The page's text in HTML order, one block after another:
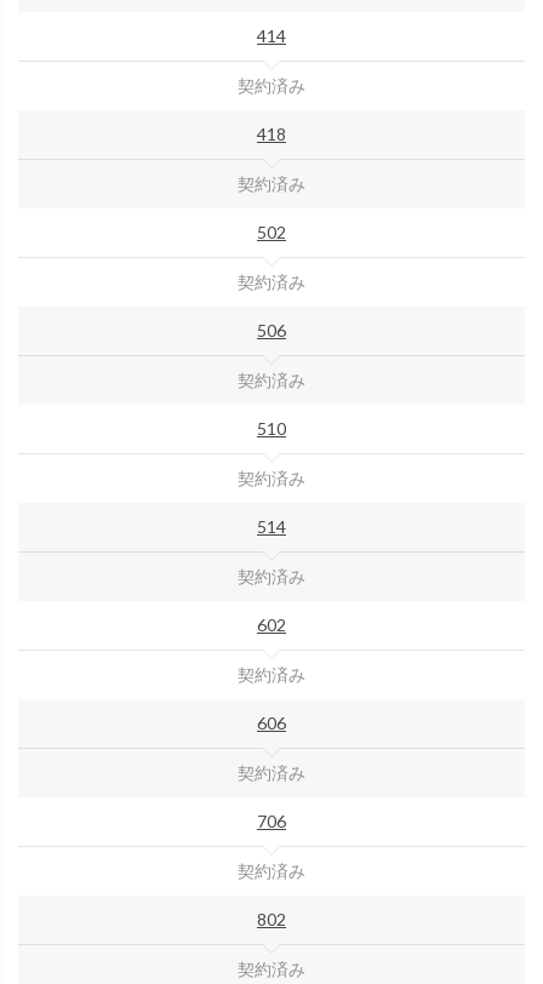
414
契約済み
418
契約済み
502
契約済み
506
契約済み
510
契約済み
514
契約済み
602
契約済み
606
契約済み
706
契約済み
802
契約済み